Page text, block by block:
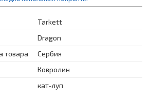
Tarkett
Dragon
товара
Сербия
Ковролин
кат-луп